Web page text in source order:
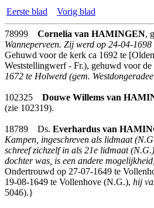
Eerste blad Vorig blad
78999 Cornelia van HAMINGEN,
Wanneperveen. Zij werd op 24-04-
Gehuwd voor de kerk ca 1692 te
Weststellingwerf - Fr.), gehuwd voor
1672 te Holwerd (gem.
102325 Douwe Willems van
(zie 102319).
18789 Ds. Everhardus van
Kampen, ingeschreven als lidmaat
schreef zichzelf in als 21e lidmaat
dochter was, is een andere
Ondertrouwd op 27-07-1649 te
19-08-1649 te Vollenhove (N.G.), hij
5046).}